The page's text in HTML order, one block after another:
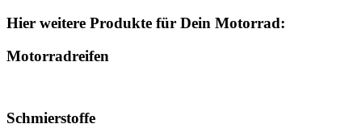
Hier weitere Produkte für Dein Motorrad:
Motorradreifen
Schmierstoffe